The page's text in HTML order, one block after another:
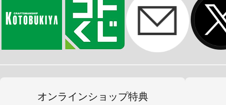
けます。
※【篝火 真里亞・衣装】と異なり二
はありません。
【オプションパーツ】
オンラインショップ特典